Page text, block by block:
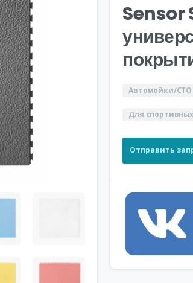
Sensor
Автомойки/СТО
Для
Отправить